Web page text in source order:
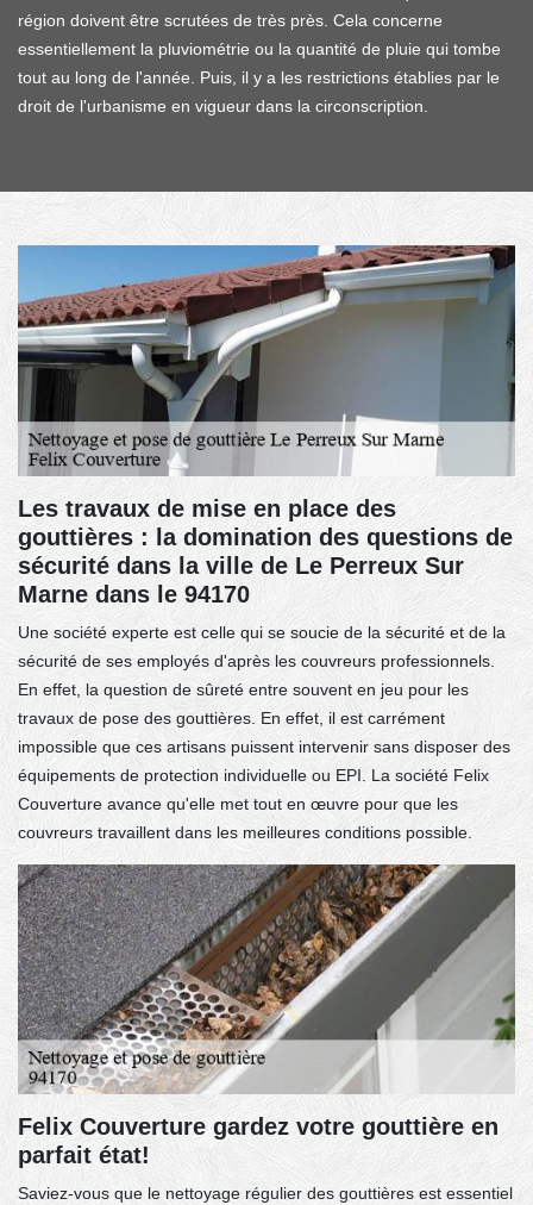
région doivent être scrutées de très près. Cela concerne
essentiellement la pluviométrie ou la quantité de pluie qui tombe
tout au long de l'année. Puis, il y a les restrictions établies par le
droit de l'urbanisme en vigueur dans la circonscription.
Les travaux de mise en place des
gouttières : la domination des questions de
sécurité dans la ville de Le Perreux Sur
Marne dans le 94170
Une société experte est celle qui se soucie de la sécurité et de la
sécurité de ses employés d'après les couvreurs professionnels.
En effet, la question de sûreté entre souvent en jeu pour les
travaux de pose des gouttières. En effet, il est carrément
impossible que ces artisans puissent intervenir sans disposer des
équipements de protection individuelle ou EPI. La société Felix
Couverture avance qu'elle met tout en œuvre pour que les
couvreurs travaillent dans les meilleures conditions possible.
Felix Couverture gardez votre gouttière en
parfait état!
Saviez-vous que le nettoyage régulier des gouttières est essentiel